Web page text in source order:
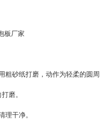
粗砂纸打磨，动作为轻柔的圆周
磨。
理干净。